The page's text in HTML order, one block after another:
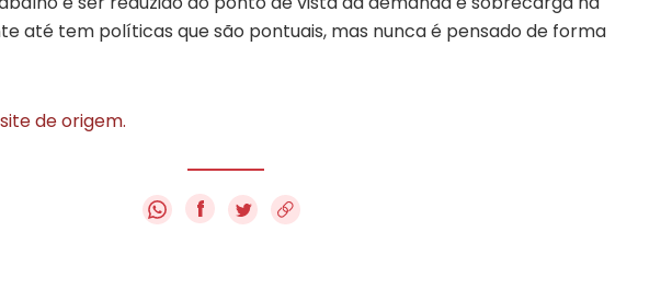
até tem políticas que são pontuais, mas nunca é pensado de forma
de origem.
f